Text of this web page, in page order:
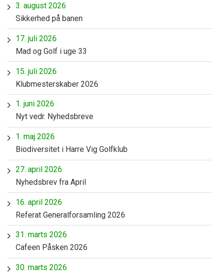
3. august 2026
Sikkerhed på banen
17. juli 2026
Mad og Golf i uge 33
15. juli 2026
Klubmesterskaber 2026
1. juni 2026
Nyt vedr. Nyhedsbreve
1. maj 2026
Biodiversitet i Harre Vig Golfklub
27. april 2026
Nyhedsbrev fra April
16. april 2026
Referat Generalforsamling 2026
31. marts 2026
Cafeen Påsken 2026
30. marts 2026